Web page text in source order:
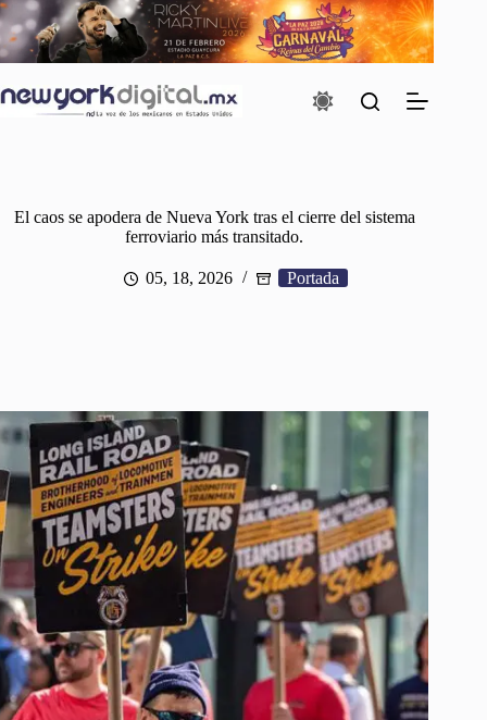
Saltar
al
contenido
El caos se apodera de Nueva York tras el cierre del sistema
ferroviario más transitado.
05, 18, 2026 Portada